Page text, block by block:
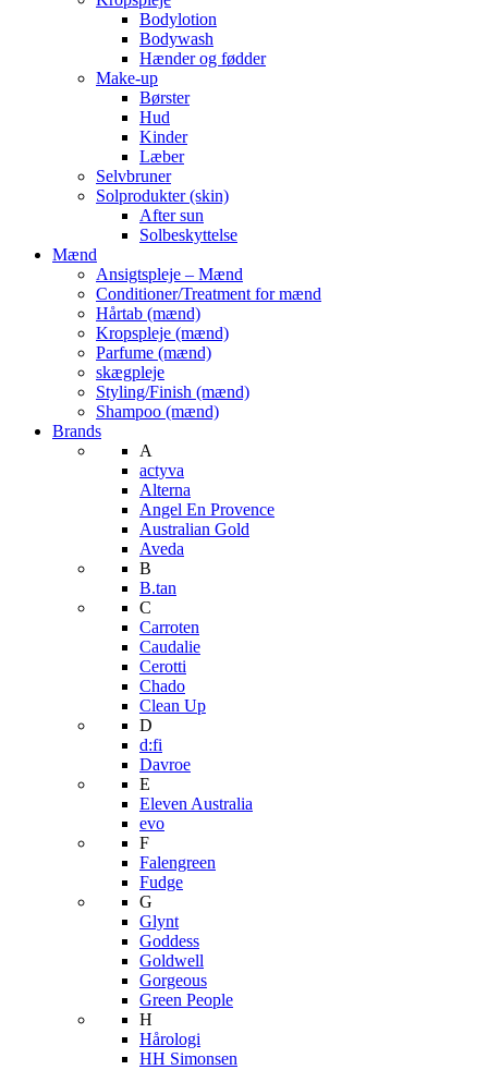
Bodylotion
Bodywash
Hænder og fødder
Make-up
Børster
Hud
Kinder
Læber
Selvbruner
Solprodukter (skin)
After sun
Solbeskyttelse
Mænd
Ansigtspleje – Mænd
Conditioner/Treatment for mænd
Hårtab (mænd)
Kropspleje (mænd)
Parfume (mænd)
skægpleje
Styling/Finish (mænd)
Shampoo (mænd)
Brands
A
actyva
Alterna
Angel En Provence
Australian Gold
Aveda
B
B.tan
C
Carroten
Caudalie
Cerotti
Chado
Clean Up
D
d:fi
Davroe
E
Eleven Australia
evo
F
Falengreen
Fudge
G
Glynt
Goddess
Goldwell
Gorgeous
Green People
H
Hårologi
HH Simonsen